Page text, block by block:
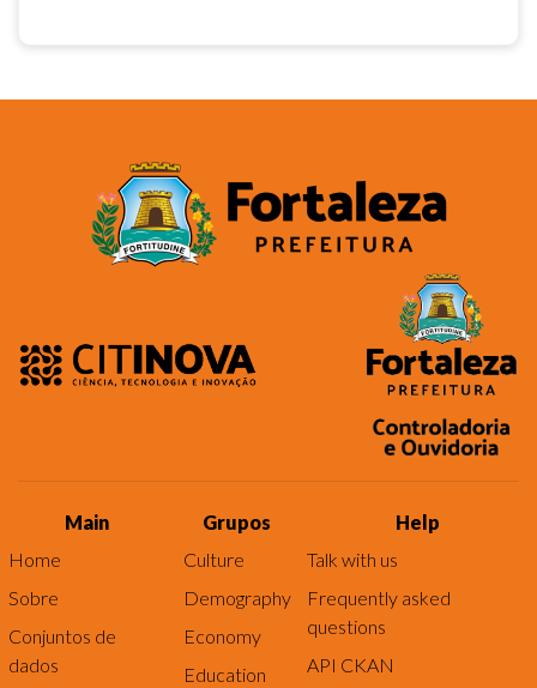
Main
Home
Sobre
Conjuntos de
dados
Grupos
Culture
Demography
Economy
Education
Help
Talk with us
Frequently asked
questions
API CKAN